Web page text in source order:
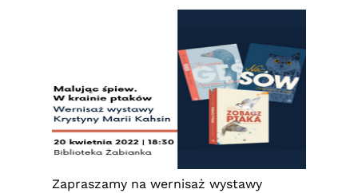
Zapraszamy na wernisaż wystawy